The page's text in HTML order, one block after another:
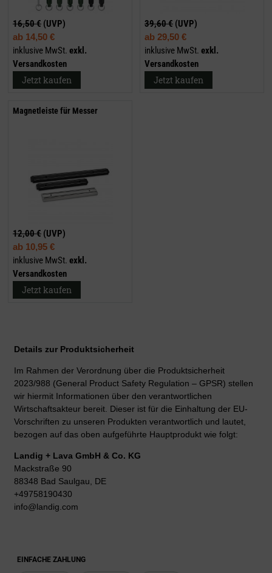
16,50 € (UVP)
ab 14,50 €
inklusive MwSt. exkl.
Versandkosten
Jetzt kaufen
39,60 € (UVP)
ab 29,50 €
inklusive MwSt. exkl.
Versandkosten
Jetzt kaufen
Magnetleiste für Messer
12,00 € (UVP)
ab 10,95 €
inklusive MwSt. exkl.
Versandkosten
Jetzt kaufen
Details zur Produktsicherheit
Im Rahmen der Verordnung über die Produktsicherheit
2023/988 (General Product Safety Regulation – GPSR) stellen
wir hiermit Informationen über den verantwortlichen
Wirtschaftsakteur bereit. Dieser ist für die Einhaltung der EU-
Vorschriften zu unseren Produkten verantwortlich und lautet,
bezogen auf das oben aufgeführte Hauptprodukt wie folgt:
Landig + Lava GmbH & Co. KG
Mackstraße 90
88348 Bad Saulgau, DE
+49758190430
info@landig.com
EINFACHE ZAHLUNG